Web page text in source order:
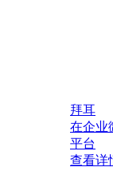
拜耳
在企业
平台
查看详